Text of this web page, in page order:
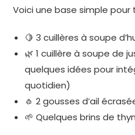
Voici une base simple pour
🍋 3 cuillères à soupe
🌿 1 cuillère à soupe de
quelques idées pour
quotidien)
🧄 2 gousses d’ail
🌱 Quelques brins de